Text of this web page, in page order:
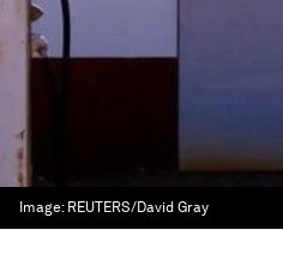
Image: REUTERS/David Gray